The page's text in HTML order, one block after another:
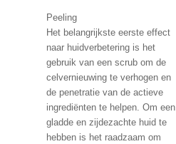
Peeling
Het belangrijkste eerste effect
naar huidverbetering is het
gebruik van een scrub om de
celvernieuwing te verhogen en
de penetratie van de actieve
ingrediënten te helpen. Om een
gladde en zijdezachte huid te
hebben is het raadzaam om